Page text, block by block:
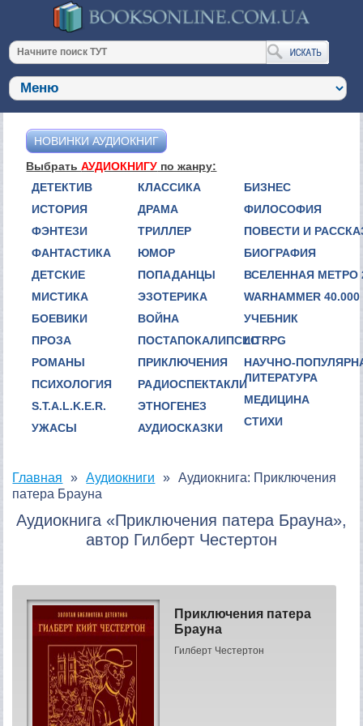
НОВИНКИ АУДИОКНИГ
ВыбратьАУДИОКНИГУ по жанру:
ДЕТЕКТИВ
ИСТОРИЯ
ФЭНТЕЗИ
ФАНТАСТИКА
ДЕТСКИЕ
МИСТИКА
БОЕВИКИ
ПРОЗА
РОМАНЫ
ПСИХОЛОГИЯ
S.T.A.L.K.E.R.
УЖАСЫ
КЛАССИКА
ДРАМА
ТРИЛЛЕР
ЮМОР
ПОПАДАНЦЫ
ЭЗОТЕРИКА
ВОЙНА
ПОСТАПОКАЛИПСИС
ПРИКЛЮЧЕНИЯ
РАДИОСПЕКТАКЛИ
ЭТНОГЕНЕЗ
АУДИОСКАЗКИ
БИЗНЕС
ФИЛОСОФИЯ
ПОВЕСТИ И
БИОГРАФИЯ
ВСЕЛЕННАЯ МЕТРО
WARHAMMER 40.000
УЧЕБНИК
LITRPG
НАУЧНО-
ЛИТЕРАТУРА
МЕДИЦИНА
СТИХИ
Главная Аудиокниги
Аудиокнига: Приключения
патера Брауна
Аудиокнига «Приключения патера Брауна»,
автор Гилберт Честертон
Приключения патера
Брауна
Гилберт Честертон